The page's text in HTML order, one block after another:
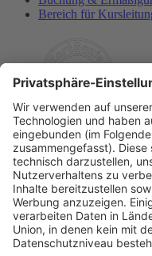
Bereich für
Rechtliches
Allgemeine
Widerrufsbelehrung
Datenschutzerklärung
Impressum